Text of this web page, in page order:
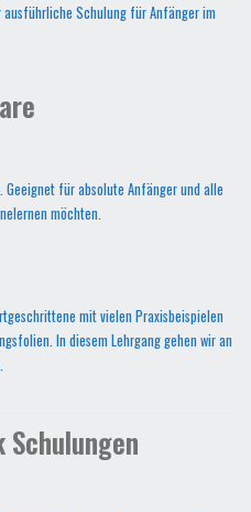
ausführliche Schulung für Anfänger im
für absolute Anfänger und alle
möchten.
mit vielen Praxisbeispielen
In diesem Lehrgang gehen wir an